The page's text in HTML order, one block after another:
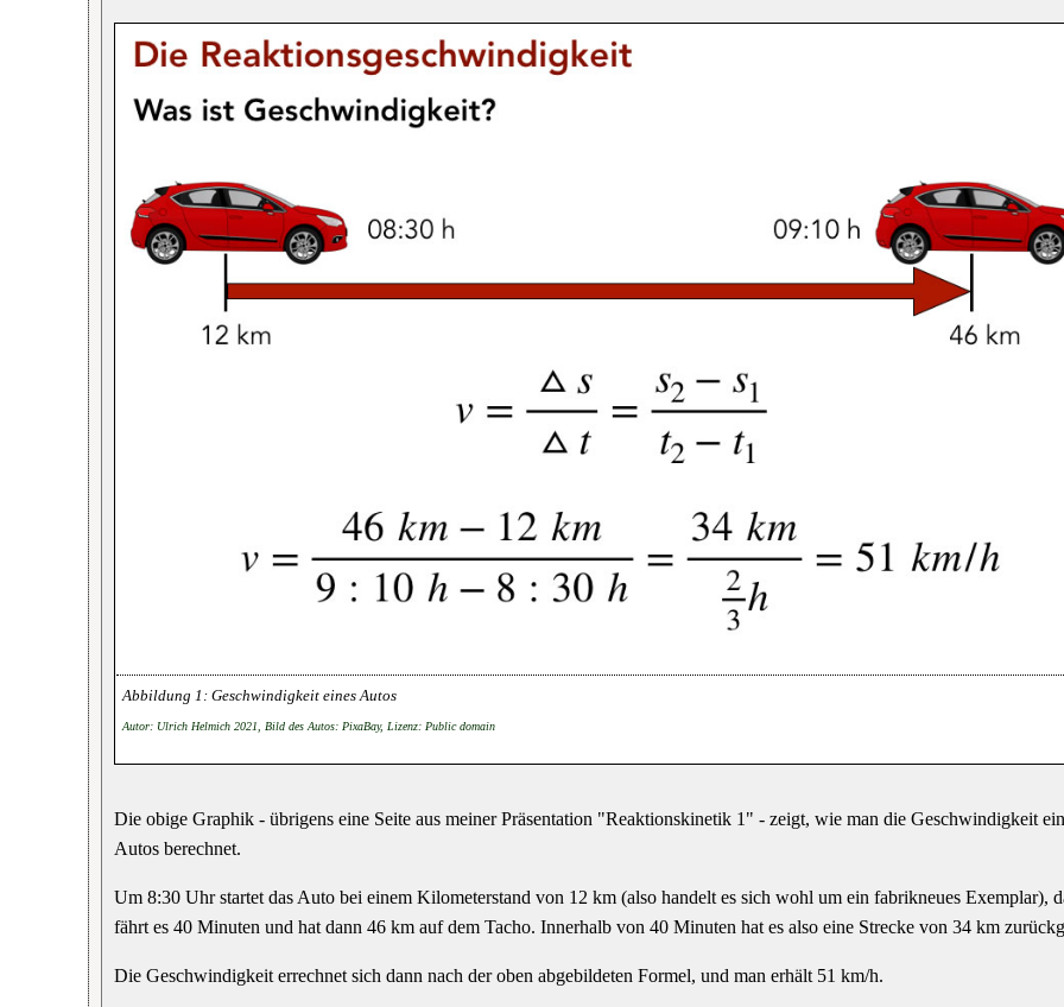
Geschwindigkeit eines Autos
Autor: Ulrich Helmich 2021, Bild des Autos: PixaBay, Lizenz: Public domain
Die obige Graphik - übrigens eine Seite aus meiner Präsentation "Reaktionskinetik 1" - zeigt, wie man die Geschwindigkeit
Autos berechnet.
Um 8:30 Uhr startet das Auto bei einem Kilometerstand von 12 km (also handelt es sich wohl um ein fabrikneues Exemplar),
fährt es 40 Minuten und hat dann 46 km auf dem Tacho. Innerhalb von 40 Minuten hat es also eine Strecke von 34 km
Die Geschwindigkeit errechnet sich dann nach der oben abgebildeten Formel, und man erhält 51 km/h.